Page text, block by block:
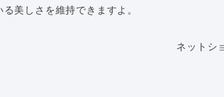
美しさを維持できますよ。
ネットシ